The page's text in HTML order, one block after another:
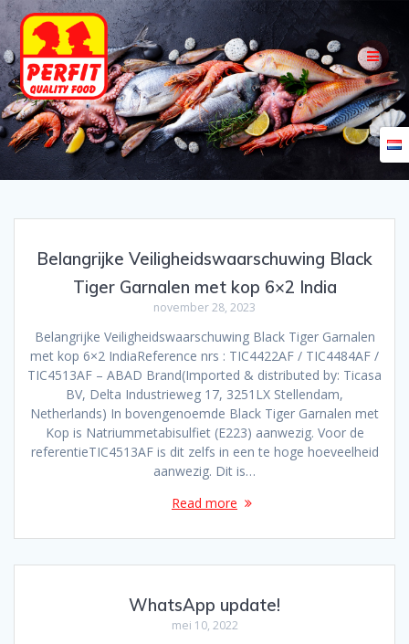
Skip
to
content
Belangrijke Veiligheidswaarschuwing Black
Tiger Garnalen met kop 6×2 India
november 28, 2023
Belangrijke Veiligheidswaarschuwing Black Tiger Garnalen
met kop 6×2 IndiaReference nrs : TIC4422AF / TIC4484AF /
TIC4513AF – ABAD Brand(Imported & distributed by: Ticasa
BV, Delta Industrieweg 17, 3251LX Stellendam,
Netherlands) In bovengenoemde Black Tiger Garnalen met
Kop is Natriummetabisulfiet (E223) aanwezig. Voor de
referentieTIC4513AF is dit zelfs in een te hoge hoeveelheid
aanwezig. Dit is…
Read more
WhatsApp update!
mei 10, 2022